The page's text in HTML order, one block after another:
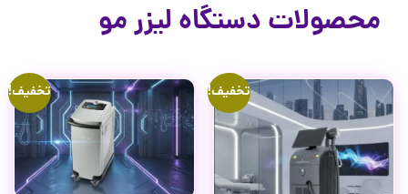
محصولات دستگاه لیزر مو
تخفیف! تخفیف!